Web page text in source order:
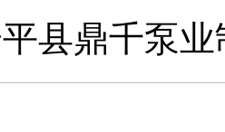
县鼎千泵